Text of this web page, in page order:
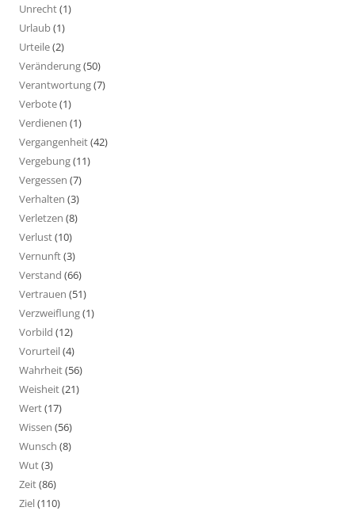
Unrecht(1)
Urlaub(1)
Urteile(2)
Veränderung(50)
Verantwortung(7)
Verbote(1)
Verdienen (1)
Vergangenheit(42)
Vergebung(11)
Vergessen (7)
Verhalten (3)
Verletzen (8)
Verlust(10)
Vernunft(3)
Verstand (66)
Vertrauen (51)
Verzweiflung(1)
Vorbild (12)
Vorurteil(4)
Wahrheit(56)
Weisheit(21)
Wert(17)
Wissen (56)
Wunsch (8)
Wut(3)
Zeit(86)
Ziel(110)